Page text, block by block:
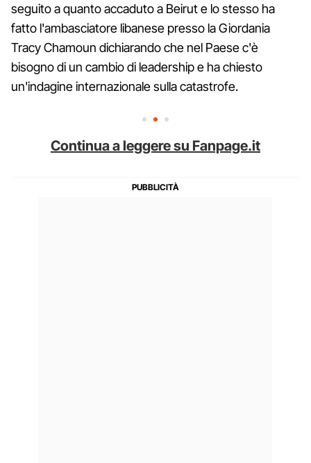
seguito a quanto accaduto a Beirut e lo stesso ha
fatto l'ambasciatore libanese presso la Giordania
Tracy Chamoun dichiarando che nel Paese c'è
bisogno di un cambio di leadership e ha chiesto
un'indagine internazionale sulla catastrofe.
Continua a leggere su Fanpage.it